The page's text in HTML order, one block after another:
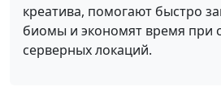
креатива, помогают быстро
биомы и экономят время при
серверных локаций.